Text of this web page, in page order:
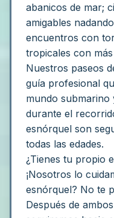
abanicos de mar;
amigables
encuentros con
tropicales con
Nuestros paseos
guía profesional
mundo submarino
durante el
esnórquel son
todas las edades.
¿Tienes tu propio
¡Nosotros lo
esnórquel? No te
Después de